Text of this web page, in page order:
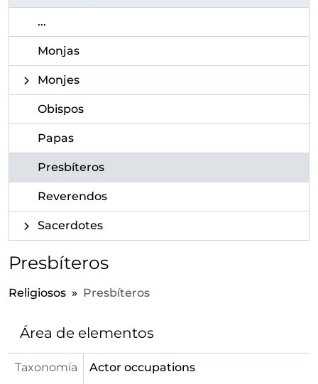
...
Monjas
Monjes
Obispos
Papas
Presbíteros
Reverendos
Sacerdotes
Presbíteros
Religiosos Presbíteros
Área de elementos
Taxonomía Actor occupations